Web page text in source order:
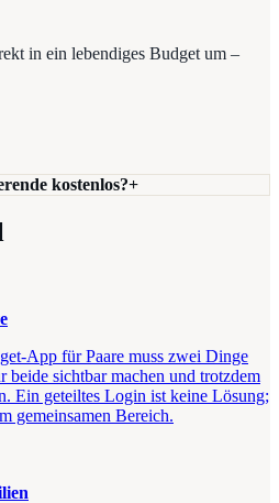
in ein lebendiges Budget um –
kostenlos?+
App für Paare muss zwei Dinge
beide sichtbar machen und trotzdem
Ein geteiltes Login ist keine Lösung;
gemeinsamen Bereich.